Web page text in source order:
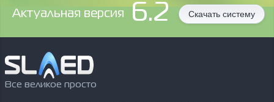
Aктуальная версия 6.2 Скачать систему
Все великое просто